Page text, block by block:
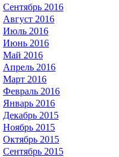
Сентябрь 2016
Август 2016
Июль 2016
Июнь 2016
Май 2016
Апрель 2016
Март 2016
Февраль 2016
Январь 2016
Декабрь 2015
Ноябрь 2015
Октябрь 2015
Сентябрь 2015